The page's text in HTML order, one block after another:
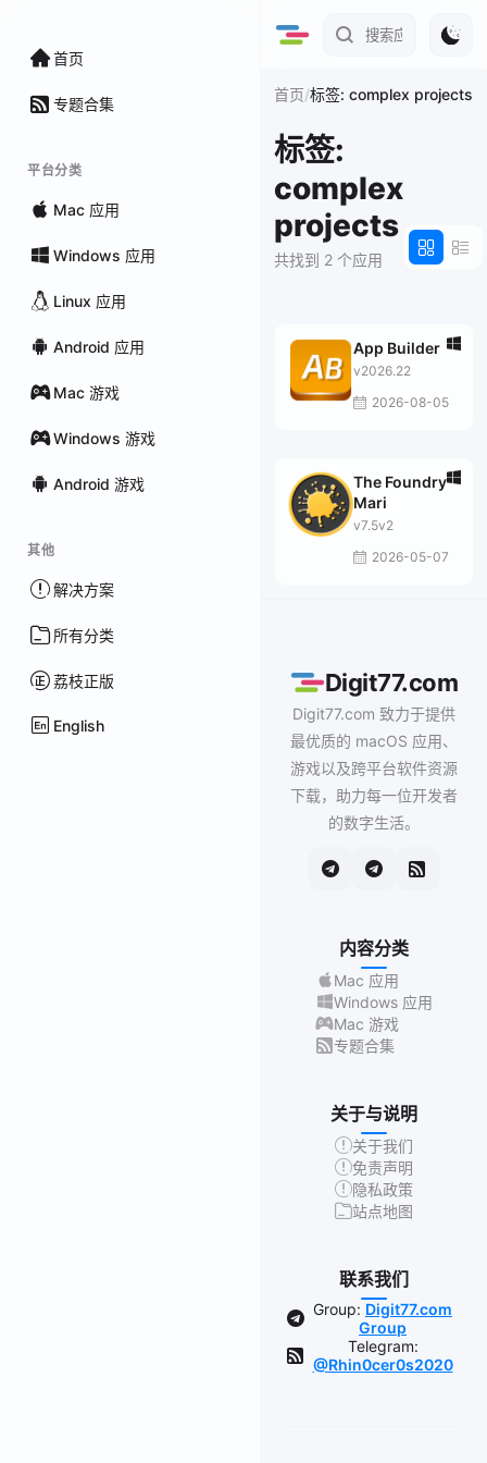
首页
专题合集
平台分类
Mac 应用
Windows 应用
Linux 应用
Android 应用
Mac 游戏
Windows 游戏
Android 游戏
其他
解决方案
所有分类
荔枝正版
English
首页/标签: complex projects
标签:
complex
projects
共找到 2 个应用
App Builder
v2026.22
2026-08-05
The Foundry
Mari
v7.5v2
2026-05-07
Digit77.com
Digit77.com 致力于提供
最优质的 macOS 应用、
游戏以及跨平台软件资源
下载，助力每一位开发者
的数字生活。
内容分类
Mac 应用
Windows 应用
Mac 游戏
专题合集
关于与说明
关于我们
免责声明
隐私政策
站点地图
联系我们
Group: Digit77.com
Group
Telegram:
@Rhin0cer0s2020